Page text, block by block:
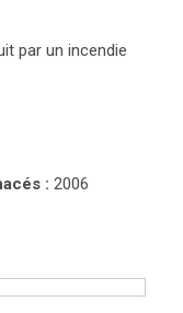
par un incendie
: 2006